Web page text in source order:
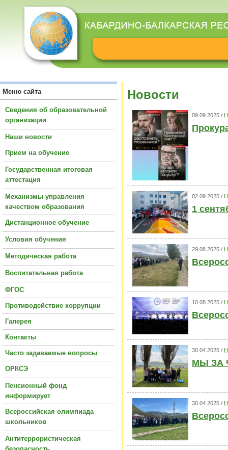
Меню сайта
Сведения об образовательной
организации
Наши новости
Прием на обучение
Государственная итоговая
аттестация
Механизмы управления
качеством образования
Дистанционное обучение
Условия обучения
Методическая работа
Воспитательная работа
ФГОС
Противодействие коррупции
Галерея
Контакты
Часто задаваемые вопросы
ОРКСЭ
Пенсионный фонд
информирует
Всероссийская олимпиада
школьников
Антитеррористическая
Новости
09.09.2025 /
02.09.2025 /
1
29.08.2025 /
10.08.2025 /
30.04.2025 /
МЫ ЗА
30.04.2025 /